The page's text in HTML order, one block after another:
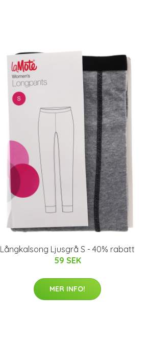
Långkalsong Ljusgrå S - 40% rabatt
59 SEK
MER INFO!